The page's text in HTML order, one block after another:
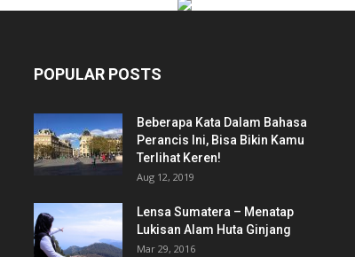
POPULAR POSTS
Beberapa Kata Dalam Bahasa
Perancis Ini, Bisa Bikin Kamu
Terlihat Keren!
Aug 12, 2019
Lensa Sumatera – Menatap
Lukisan Alam Huta Ginjang
Mar 29, 2016